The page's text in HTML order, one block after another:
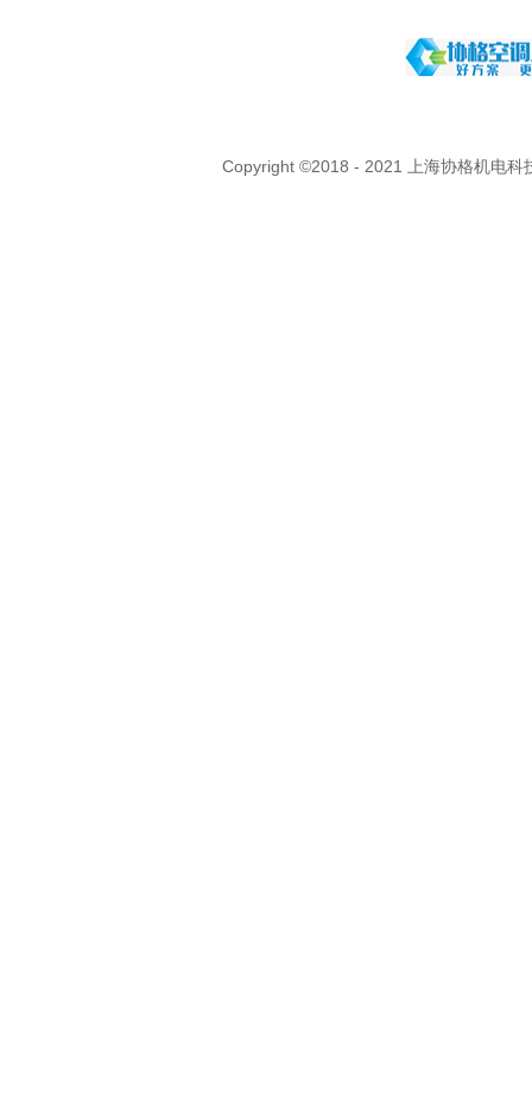
Copyright ©2018 - 2021 上海协格机电